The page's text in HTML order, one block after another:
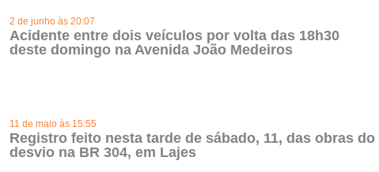
2 de junho às 20:07
Acidente entre dois veículos por volta das 18h30
deste domingo na Avenida João Medeiros
11 de maio às 15:55
Registro feito nesta tarde de sábado, 11, das obras do
desvio na BR 304, em Lajes